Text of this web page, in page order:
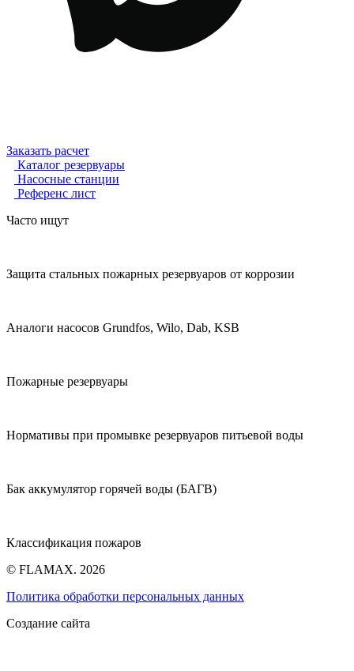
Заказать расчет
Каталог резервуары
Насосные станции
Референс лист
Часто ищут
Защита стальных пожарных резервуаров от коррозии
Аналоги насосов Grundfos, Wilo, Dab, KSB
Пожарные резервуары
Нормативы при промывке резервуаров питьевой воды
Бак аккумулятор горячей воды (БАГВ)
Классификация пожаров
© FLAMAX. 2026
Политика обработки персональных данных
Создание сайта